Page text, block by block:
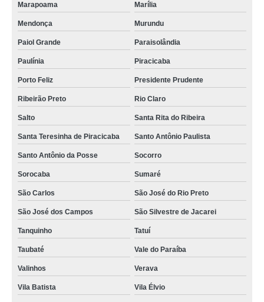
Marapoama Marília
Mendonça Murundu
Paiol Grande Paraisolândia
Paulínia Piracicaba
Porto Feliz Presidente Prudente
Ribeirão Preto Rio Claro
Salto Santa Rita do Ribeira
Santa Teresinha de Piracicaba Santo Antônio Paulista
Santo Antônio da Posse Socorro
Sorocaba Sumaré
São Carlos São José do Rio Preto
São José dos Campos São Silvestre de Jacarei
Tanquinho Tatuí
Taubaté Vale do Paraíba
Valinhos Verava
Vila Batista Vila Élvio